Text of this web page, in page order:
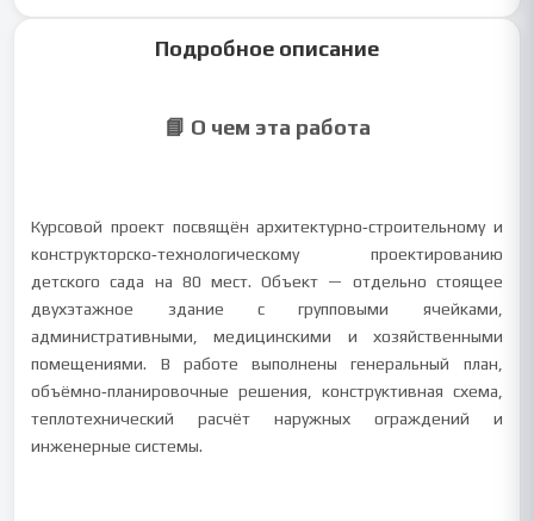
Подробное описание
📘 О чем эта работа
Курсовой проект посвящён архитектурно‑строительному и
конструкторско‑технологическому проектированию
детского сада на 80 мест. Объект — отдельно стоящее
двухэтажное здание с групповыми ячейками,
административными, медицинскими и хозяйственными
помещениями. В работе выполнены генеральный план,
объёмно‑планировочные решения, конструктивная схема,
теплотехнический расчёт наружных ограждений и
инженерные системы.